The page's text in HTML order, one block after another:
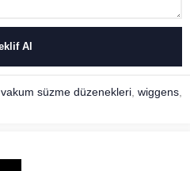
vakum süzme düzenekleri, wiggens,